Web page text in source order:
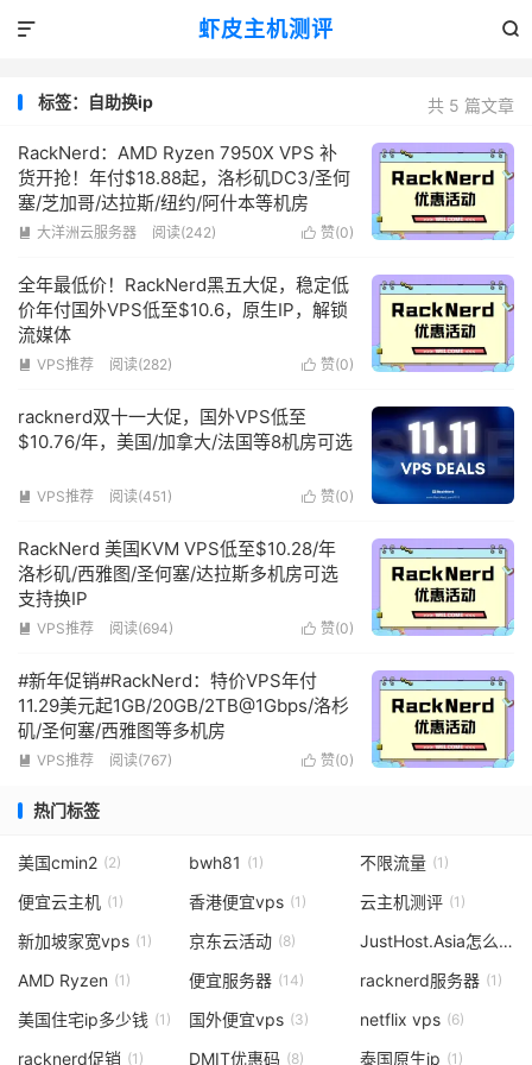
虾皮主机测评 

共 5 篇文章
标签：自助换ip
RackNerd：AMD Ryzen 7950X VPS 补
货开抢！年付$18.88起，洛杉矶DC3/圣何
塞/芝加哥/达拉斯/纽约/阿什本等机房
 赞(0)
 大洋洲云服务器 阅读(242)
全年最低价！RackNerd黑五大促，稳定低
价年付国外VPS低至$10.6，原生IP，解锁
流媒体
 赞(0)
 VPS推荐 阅读(282)
racknerd双十一大促，国外VPS低至
$10.76/年，美国/加拿大/法国等8机房可选
 赞(0)
 VPS推荐 阅读(451)
RackNerd 美国KVM VPS低至$10.28/年
洛杉矶/西雅图/圣何塞/达拉斯多机房可选
支持换IP
 赞(0)
 VPS推荐 阅读(694)
#新年促销#RackNerd：特价VPS年付
11.29美元起1GB/20GB/2TB@1Gbps/洛杉
矶/圣何塞/西雅图等多机房
 赞(0)
 VPS推荐 阅读(767)
热门标签
美国cmin2 (2) bwh81 (1) 不限流量 (1)
便宜云主机 (1) 香港便宜vps (1) 云主机测评 (1)
新加坡家宽vps (1) 京东云活动 (8) JustHost.Asia怎么样
AMD Ryzen (1) 便宜服务器 (14) racknerd服务器 (1)
美国住宅ip多少钱 (1) 国外便宜vps (3) netflix vps (6)
racknerd促销 (1) DMIT优惠码 (8) 泰国原生ip (1)